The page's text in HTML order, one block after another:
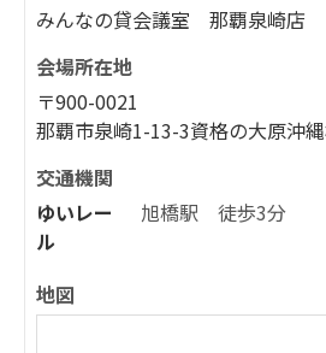
みんなの貸会議室 那覇泉崎店
会場所在地
〒900-0021
那覇市泉崎1-13-3資格の大原沖
交通機関
ゆいレー
ル
旭橋駅 徒歩3分
地図